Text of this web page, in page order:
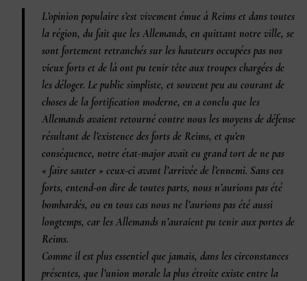
L’opinion populaire s’est vivement émue à Reims et dans toutes
la région, du fait que les Allemands, en quittant notre ville, se
sont fortement retranchés sur les hauteurs occupées pas nos
vieux forts et de là ont pu tenir tête aux troupes chargées de
les déloger. Le public simpliste, et souvent peu au courant de
choses de la fortification moderne, en a conclu que les
Allemands avaient retourné contre nous les moyens de défense
résultant de l’existence des forts de Reims, et qu’en
conséquence, notre état-major avait eu grand tort de ne pas
« faire sauter » ceux-ci avant l’arrivée de l’ennemi. Sans ces
forts, entend-on dire de toutes parts, nous n’aurions pas été
bombardés, ou en tous cas nous ne l’aurions pas été aussi
longtemps, car les Allemands n’auraient pu tenir aux portes de
Reims.
Comme il est plus essentiel que jamais, dans les circonstances
présentes, que l’union morale la plus étroite existe entre la